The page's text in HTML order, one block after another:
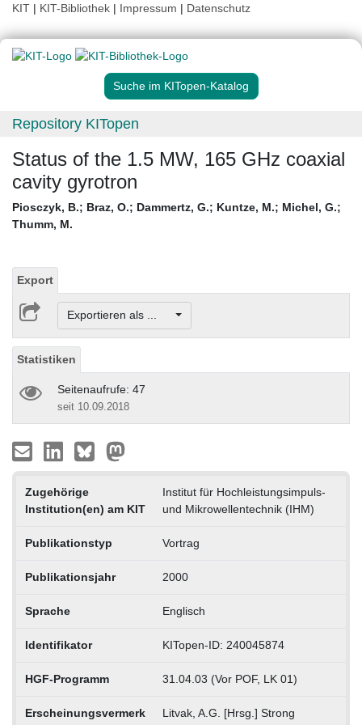
KIT | KIT-Bibliothek | Impressum | Datenschutz
Suche im KITopen-Katalog
Repository KITopen
Status of the 1.5 MW, 165 GHz coaxial
cavity gyrotron
Piosczyk, B.; Braz, O.; Dammertz, G.; Kuntze, M.; Michel, G.;
Thumm, M.
Export
Exportieren als ...
Statistiken
Seitenaufrufe: 47
seit 10.09.2018
Zugehörige
Institution(en) am KIT
Institut für Hochleistungsimpuls-
und Mikrowellentechnik (IHM)
Publikationstyp Vortrag
Publikationsjahr 2000
Sprache Englisch
Identifikator KITopen-ID: 240045874
HGF-Programm 31.04.03 (Vor POF, LK 01)
Erscheinungsvermerk
Litvak, A.G. [Hrsg.] Strong